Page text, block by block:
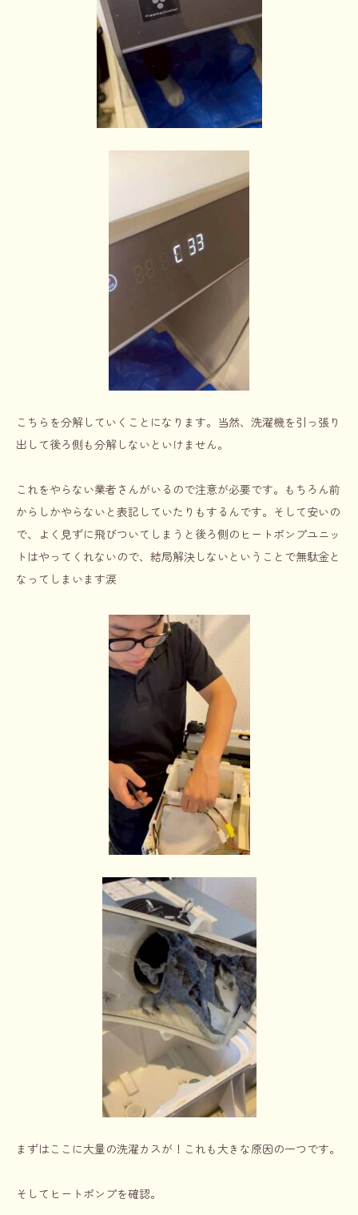
こちらを分解していくことになります。当然、洗濯機を引っ張り
出して後ろ側も分解しないといけません。
これをやらない業者さんがいるので注意が必要です。もちろん前
からしかやらないと表記していたりもするんです。そして安いの
で、よく見ずに飛びついてしまうと後ろ側のヒートポンプユニッ
トはやってくれないので、結局解決しないということで無駄金と
なってしまいます涙
まずはここに大量の洗濯カスが！これも大きな原因の一つです。
そしてヒートポンプを確認。